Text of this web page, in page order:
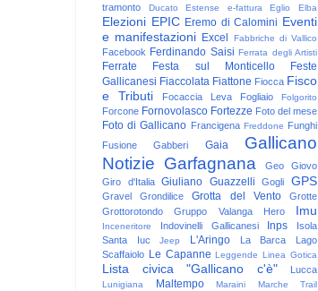
tramonto
Ducato Estense e-fattura Eglio Elba
Elezioni EPIC Eremo di Calomini Eventi
e manifestazioni Excel Fabbriche di Vallico
Facebook Ferdinando Saisi Ferrata degli Artisti
Ferrate Festa sul Monticello
Feste
Gallicanesi Fiaccolata Fiattone Fiocca Fisco
e Tributi
Focaccia Leva Fogliaio Folgorito
Forcone Fornovolasco Fortezze Foto del mese
Foto di Gallicano Francigena Freddone Funghi
Fusione
Gabberi Gaia
Gallicano
Notizie Garfagnana Geo
Giovo
Giro d'Italia
Giuliano Guazzelli Gogli GPS
Gravel Grondilice Grotta del Vento
Grotte
Grottorotondo
Gruppo Valanga Hero Imu
Inceneritore Indovinelli Gallicanesi Inps
Isola
Santa
Iuc Jeep L'Aringo La Barca
Lago
Scaffaiolo Le Capanne Leggende Linea Gotica
Lista civica "Gallicano c'è" Lucca
Lunigiana Maltempo Maraini Marche Trail